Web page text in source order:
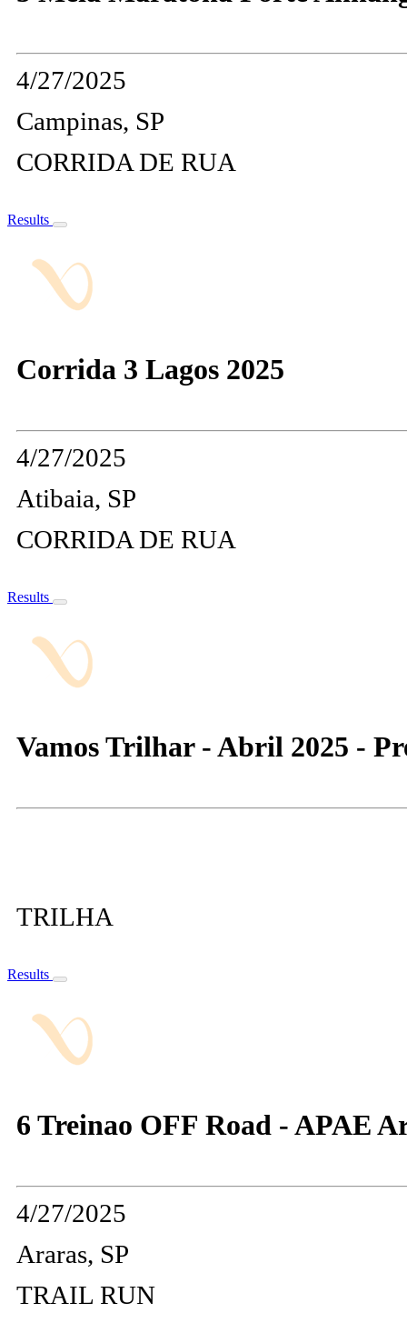
4/27/2025
Campinas, SP
CORRIDA DE RUA
Results
Corrida 3 Lagos 2025
4/27/2025
Atibaia, SP
CORRIDA DE RUA
Results
Vamos Trilhar - Abril 2025 -
TRILHA
Results
6 Treinao OFF Road - APAE
4/27/2025
Araras, SP
TRAIL RUN